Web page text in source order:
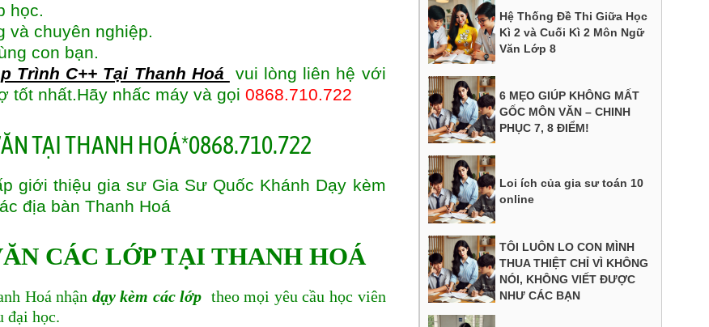
học.
và chuyên nghiệp.
con bạn.
Trình C++ Tại Thanh Hoá
vui lòng liên hệ với
tốt nhất.Hãy nhấc máy và gọi 0868.710.722
giới thiệu gia sư Gia Sư Quốc Khánh Dạy kèm
địa bàn Thanh Hoá
CÁC LỚP TẠI THANH HOÁ
Hoá nhận dạy kèm các lớp theo mọi yêu cầu học viên
đại học.
Hệ Thống Đề Thi Giữa Học
Kì 2 và Cuối Kì 2 Môn Ngữ
Văn Lớp 8
6 MẸO GIÚP KHÔNG MẤT
GỐC MÔN VĂN – CHINH
PHỤC 7, 8 ĐIỂM!
Loi ích của gia sư toán 10
online
TÔI LUÔN LO CON MÌNH
THUA THIỆT CHỈ VÌ KHÔNG
NÓI, KHÔNG VIẾT ĐƯỢC
NHƯ CÁC BẠN